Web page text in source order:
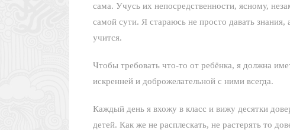
сама. Учусь их непосредственности, ясному,
самой сути. Я стараюсь не просто давать
учится.
Чтобы требовать что-то от ребёнка, я должна
искренней и доброжелательной с ними всегда.
Каждый день я вхожу в класс и вижу десятки
детей. Как же не расплескать, не растерять то